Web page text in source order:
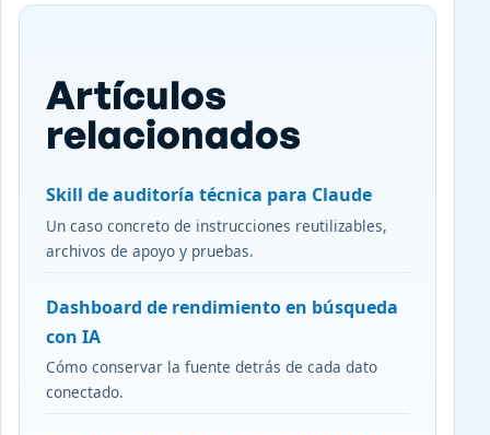
Artículos
relacionados
Skill de auditoría técnica para Claude
Un caso concreto de instrucciones reutilizables,
archivos de apoyo y pruebas.
Dashboard de rendimiento en búsqueda
con IA
Cómo conservar la fuente detrás de cada dato
conectado.